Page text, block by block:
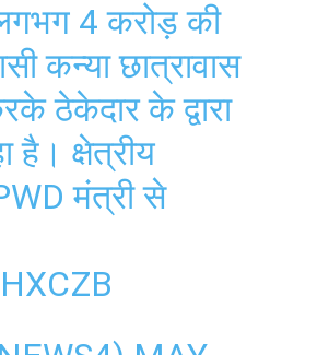
4 करोड़ की
कन्या छात्रावास
ठेकेदार के द्वारा
है। क्षेत्रीय
मंत्री से